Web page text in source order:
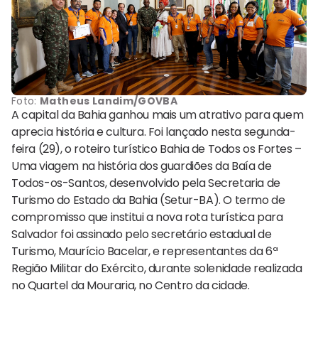
Foto: Matheus Landim/GOVBA
A capital da Bahia ganhou mais um atrativo para quem
aprecia história e cultura. Foi lançado nesta segunda-
feira (29), o roteiro turístico Bahia de Todos os Fortes –
Uma viagem na história dos guardiões da Baía de
Todos-os-Santos, desenvolvido pela Secretaria de
Turismo do Estado da Bahia (Setur-BA). O termo de
compromisso que institui a nova rota turística para
Salvador foi assinado pelo secretário estadual de
Turismo, Maurício Bacelar, e representantes da 6ª
Região Militar do Exército, durante solenidade realizada
no Quartel da Mouraria, no Centro da cidade.